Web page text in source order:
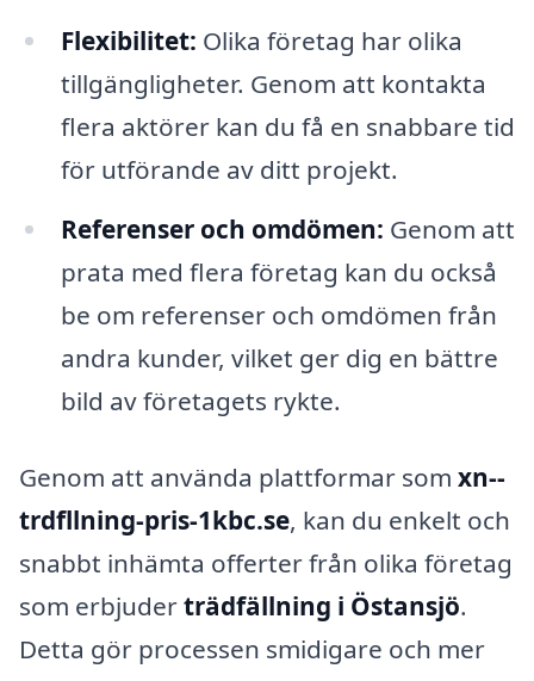
Flexibilitet: Olika företag har olika
tillgängligheter. Genom att kontakta
flera aktörer kan du få en snabbare tid
för utförande av ditt projekt.
Referenser och omdömen: Genom att
prata med flera företag kan du också
be om referenser och omdömen från
andra kunder, vilket ger dig en bättre
bild av företagets rykte.
Genom att använda plattformar som xn--
trdfllning-pris-1kbc.se, kan du enkelt och
snabbt inhämta offerter från olika företag
som erbjuderträdfällning i Östansjö.
Detta gör processen smidigare och mer